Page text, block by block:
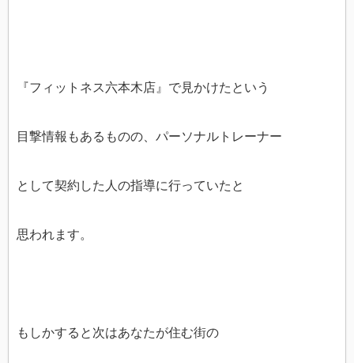
『フィットネス六本木店』で見かけたという
目撃情報もあるものの、パーソナルトレーナー
として契約した人の指導に行っていたと
思われます。
もしかすると次はあなたが住む街の